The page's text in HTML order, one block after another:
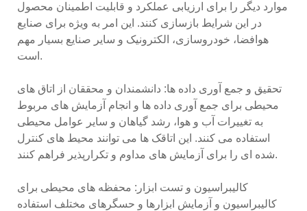
موارد دیگر را برای ارزیابی عملکرد و قابلیت اطمینان محصول
در این شرایط بازسازی کنند. این امر به ویژه برای صنایع
هوافضا، خودروسازی، الکترونیک و سایر صنایع بسیار مهم
است.
تحقیق و جمع آوری داده ها: دانشمندان و محققان از اتاق های
محیطی برای جمع آوری داده ها و انجام آزمایش های مربوط
به تغییرات آب و هوا، رشد گیاهان و سایر عوامل محیطی
استفاده می کنند. این اتاقک ها می توانند محیط های کنترل
شده ای را برای آزمایش های مداوم و تکرارپذیر فراهم کنند.
کالیبراسیون و تست ابزار: محفظه های محیطی برای
کالیبراسیون و آزمایش ابزارها و حسگرهای مختلف استفاده